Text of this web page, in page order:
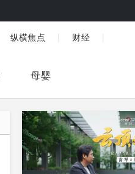
纵横焦点 财经
母婴